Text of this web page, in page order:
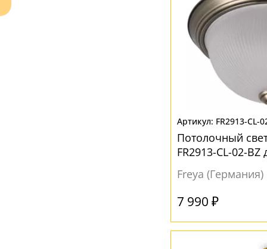
- бесплатная доставка
FR2913-CL-
Потолочный
FR2913-CL-02-BZ
Freya (Германия)
7 990 ₽